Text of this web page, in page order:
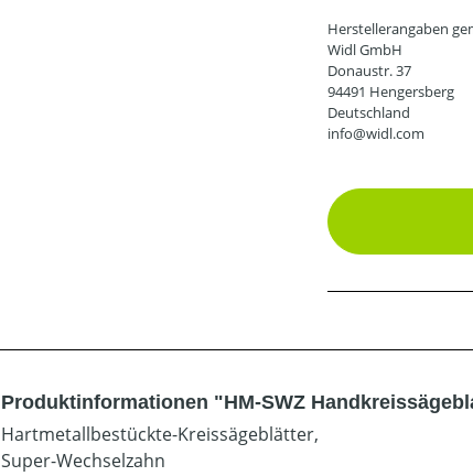
Herstellerangaben
Widl GmbH
Donaustr. 37
94491 Hengersberg
Deutschland
info@widl.com
Produktinformationen "HM-SWZ
Hartmetallbestückte-Kreissägeblätter,
Super-Wechselzahn